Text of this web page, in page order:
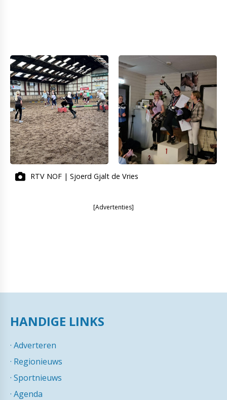
RTV NOF | Sjoerd Gjalt de Vries
[Advertenties]
HANDIGE LINKS
· Adverteren
· Regionieuws
· Sportnieuws
· Agenda